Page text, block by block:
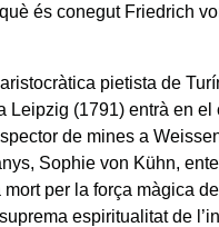
és conegut Friedrich
pietista de
Leipzig (1791) entrà en
de mines a
Sophie von Kühn,
per la força màgica
espiritualitat de